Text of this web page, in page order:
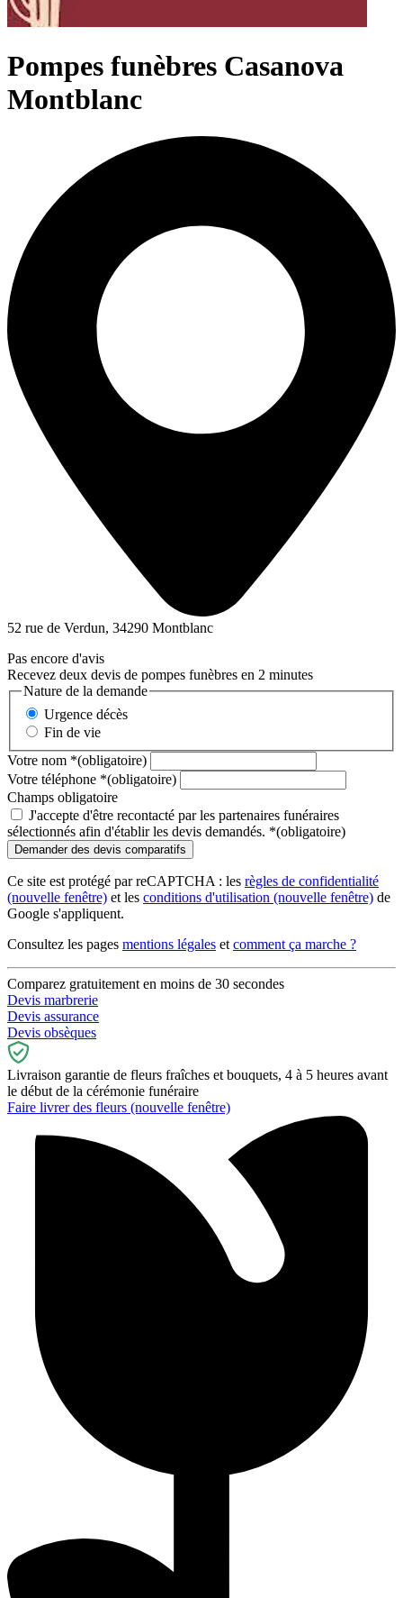
Pompes funèbres Casanova
Montblanc
52 rue de Verdun, 34290 Montblanc
Pas encore d'avis
Recevez deux devis de pompes funèbres en 2 minutes
Nature de la demande
Urgence décès
Fin de vie
Votre nom *(obligatoire)
Votre téléphone *(obligatoire)
Champs obligatoire
J'accepte d'être recontacté par les partenaires funéraires
sélectionnés afin d'établir les devis demandés. *(obligatoire)
Ce site est protégé par reCAPTCHA : les règles de confidentialité
(nouvelle fenêtre) et les conditions d'utilisation (nouvelle fenêtre) de
Google s'appliquent.
Consultez les pages mentions légales et comment ça marche ?
Comparez gratuitement en moins de 30 secondes
Devis marbrerie
Devis assurance
Devis obsèques
Livraison garantie de fleurs fraîches et bouquets, 4 à 5 heures avant
le début de la cérémonie funéraire
Faire livrer des fleurs (nouvelle fenêtre)